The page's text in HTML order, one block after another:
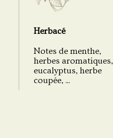
Herbacé
Notes de menthe,
herbes aromatiques,
eucalyptus, herbe
coupée, ...